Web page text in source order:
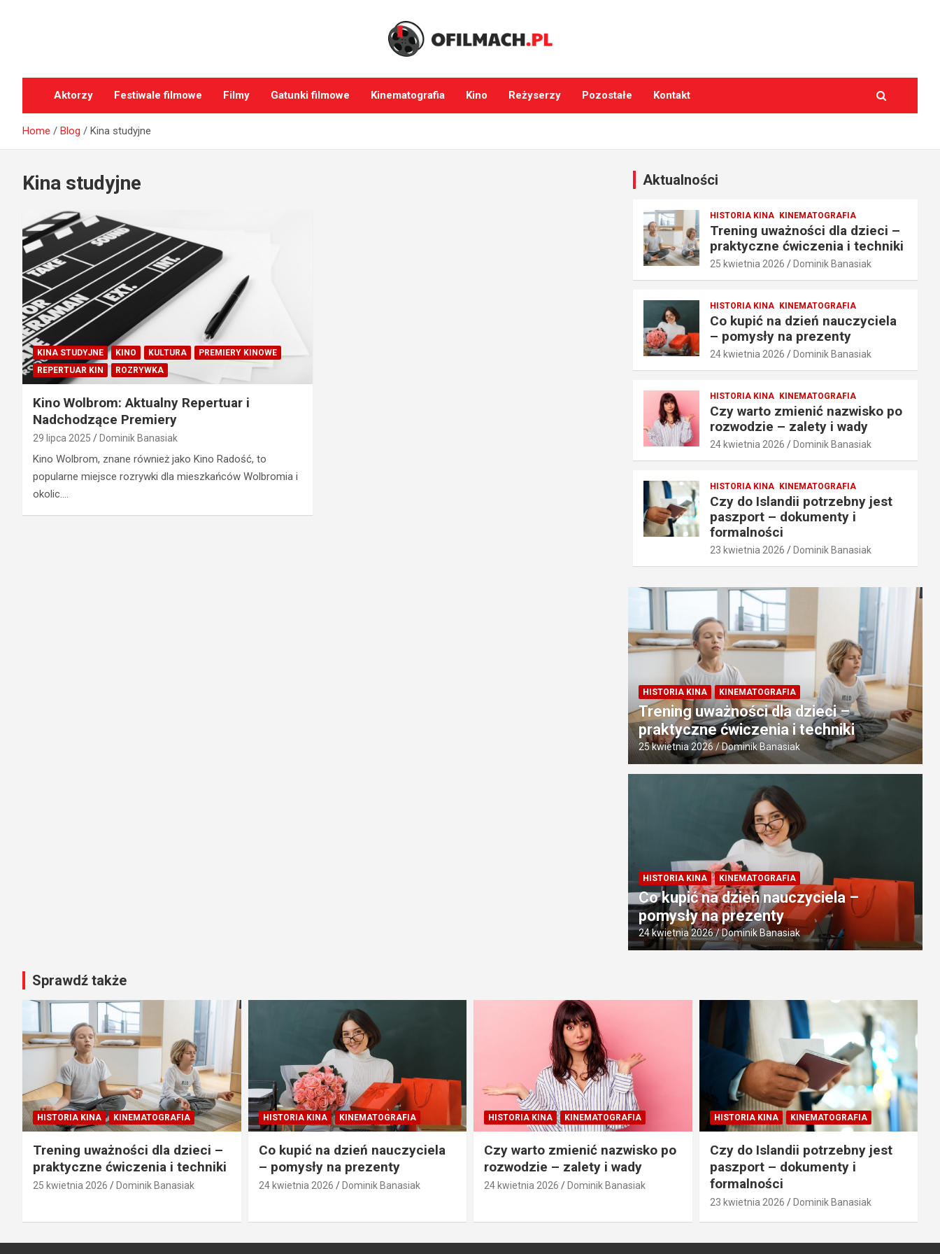
oFilmach.pl
Aktorzy Festiwale filmowe Filmy Gatunki filmowe Kinematografia Kino Reżyserzy Pozostałe Kontakt
Home Blog Kina studyjne
Kina studyjne
KINA STUDYJNE KINO KULTURA
PREMIERY KINOWE
REPERTUAR KIN
ROZRYWKA
Kino Wolbrom: Aktualny Repertuar i
Nadchodzące Premiery
29 lipca 2025 Dominik Banasiak
Kino Wolbrom, znane również jako Kino Radość, to
popularne miejsce rozrywki dla mieszkańców Wolbromia i
okolic.…
Aktualności
HISTORIA KINA KINEMATOGRAFIA
Trening uważności dla dzieci –
praktyczne ćwiczenia i techniki
25 kwietnia 2026 Dominik Banasiak
HISTORIA KINA KINEMATOGRAFIA
Co kupić na dzień nauczyciela
– pomysły na prezenty
24 kwietnia 2026 Dominik Banasiak
HISTORIA KINA KINEMATOGRAFIA
Czy warto zmienić nazwisko po
rozwodzie – zalety i wady
24 kwietnia 2026 Dominik Banasiak
HISTORIA KINA KINEMATOGRAFIA
Czy do Islandii potrzebny jest
paszport – dokumenty i
formalności
23 kwietnia 2026 Dominik Banasiak
HISTORIA KINA KINEMATOGRAFIA
Trening uważności dla dzieci –
praktyczne ćwiczenia i techniki
25 kwietnia 2026 Dominik Banasiak
HISTORIA KINA KINEMATOGRAFIA
Co kupić na dzień nauczyciela –
pomysły na prezenty
24 kwietnia 2026 Dominik Banasiak
Sprawdź także
HISTORIA KINA KINEMATOGRAFIA
Trening uważności dla dzieci –
praktyczne ćwiczenia i techniki
25 kwietnia 2026 Dominik Banasiak
HISTORIA KINA KINEMATOGRAFIA
Co kupić na dzień nauczyciela
– pomysły na prezenty
24 kwietnia 2026 Dominik Banasiak
HISTORIA KINA KINEMATOGRAFIA
Czy warto zmienić nazwisko po
rozwodzie – zalety i wady
24 kwietnia 2026 Dominik Banasiak
HISTORIA KINA KINEMATOGRAFIA
Czy do Islandii potrzebny jest
paszport – dokumenty i
formalności
23 kwietnia 2026 Dominik Banasiak